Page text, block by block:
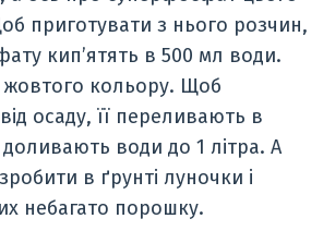
приготувати з нього розчин,
кип’ятять в 500 мл води.
жовтого кольору. Щоб
осаду, її переливають в
доливають води до 1 літра. А
в ґрунті луночки і
небагато порошку.